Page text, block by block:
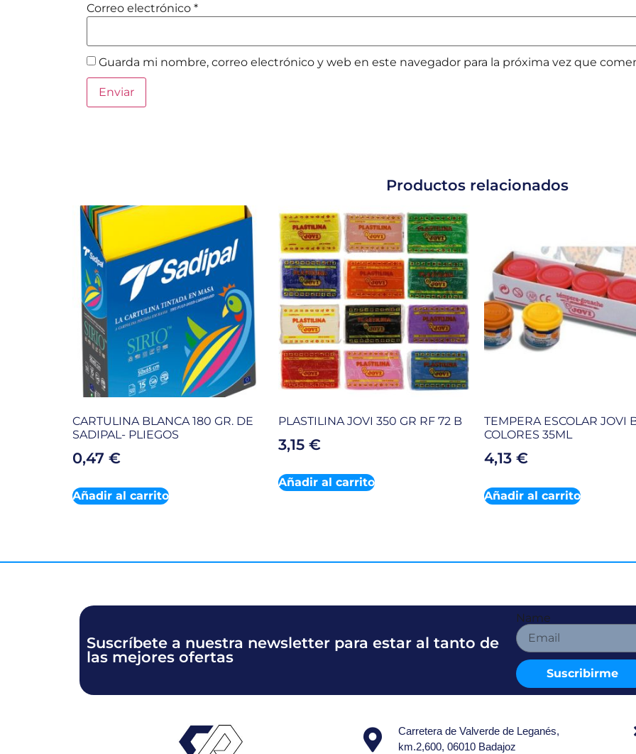
Correo electrónico *
Guarda mi nombre, correo electrónico y web en este navegador para la próxima vez que
Productos relacionados
CARTULINA BLANCA 180 GR. DE
SADIPAL- PLIEGOS
0,47 €
Añadir al carrito
PLASTILINA JOVI 350 GR RF 72 B
3,15 €
Añadir al carrito
TEMPERA ESCOLAR JOVI
COLORES 35ML
4,13 €
Añadir al carrito
Name
Suscribirme
Suscríbete a nuestra newsletter para estar al tanto de
las mejores ofertas
Carretera de Valverde de Leganés,
km.2,600, 06010 Badajoz